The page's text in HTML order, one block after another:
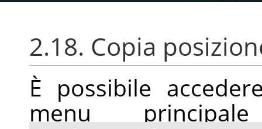
2.18. Copia
È possibile
menu